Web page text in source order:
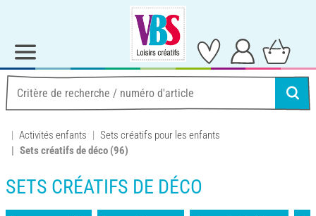
Activités enfants
Sets créatifs pour les enfants
Sets créatifs de déco (96)
SETS CRÉATIFS DE DÉCO